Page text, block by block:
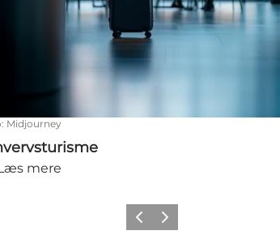
: Midjourney
mere
ForrigeNæste